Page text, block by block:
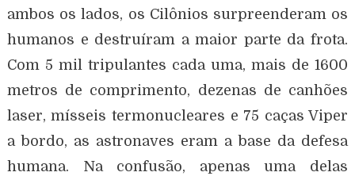
ambos os lados, os Cilônios surpreenderam os
humanos e destruíram a maior parte da frota.
Com 5 mil tripulantes cada uma, mais de 1600
metros de comprimento, dezenas de canhões
laser, mísseis termonucleares e 75 caças Viper
a bordo, as astronaves eram a base da defesa
humana. Na confusão, apenas uma delas